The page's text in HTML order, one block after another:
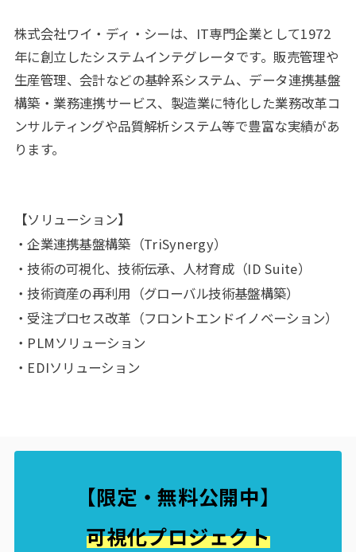
株式会社ワイ・ディ・シーは、IT専門企業として1972
年に創立したシステムインテグレータです。販売管理や
生産管理、会計などの基幹系システム、データ連携基盤
構築・業務連携サービス、製造業に特化した業務改革コ
ンサルティングや品質解析システム等で豊富な実績があ
ります。
【ソリューション】
・企業連携基盤構築（TriSynergy）
・技術の可視化、技術伝承、人材育成（ID Suite）
・技術資産の再利用（グローバル技術基盤構築）
・受注プロセス改革（フロントエンドイノベーション）
・PLMソリューション
・EDIソリューション
【限定・無料公開中】
可視化プロジェクト